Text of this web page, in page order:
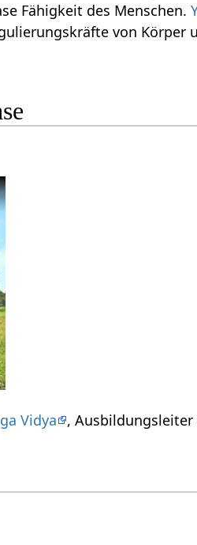
Fähigkeit des Menschen.
von Körper
Vidya ,